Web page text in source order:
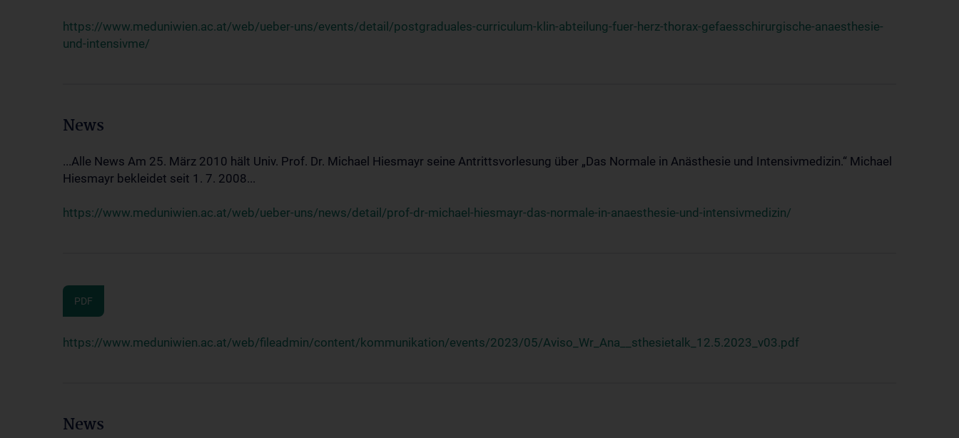
https://www.meduniwien.ac.at/web/ueber-uns/events/detail/postgraduales-curriculum-klin-abteilung-fuer-herz-thorax-gefaesschirurgische-anaesthesie-
und-intensivme/
News
...Alle News Am 25. März 2010 hält Univ. Prof. Dr. Michael Hiesmayr seine Antrittsvorlesung über „Das Normale in Anästhesie und Intensivmedizin.“ Michael
Hiesmayr bekleidet seit 1. 7. 2008...
https://www.meduniwien.ac.at/web/ueber-uns/news/detail/prof-dr-michael-hiesmayr-das-normale-in-anaesthesie-und-intensivmedizin/
PDF
https://www.meduniwien.ac.at/web/fileadmin/content/kommunikation/events/2023/05/Aviso_Wr_Ana__sthesietalk_12.5.2023_v03.pdf
News